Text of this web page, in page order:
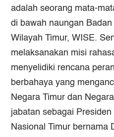
adalah seorang mata-
di bawah naungan
Wilayah Timur, WISE.
melaksanakan misi
menyelidiki rencana
berbahaya yang
Negara Timur dan
jabatan sebagai
Nasional Timur bernama